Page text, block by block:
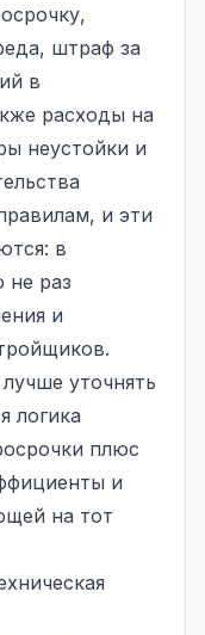
штраф за
в
расходы на
неустойки и
и эти
в
не раз
и
уточнять
логика
плюс
и
на тот